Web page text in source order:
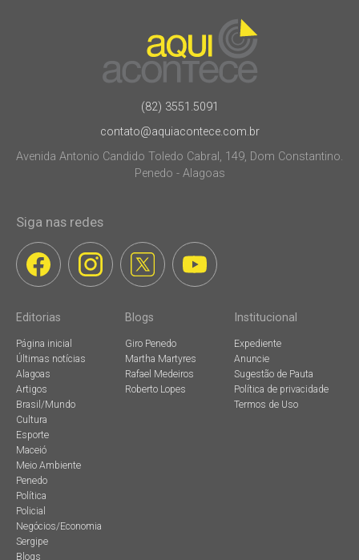
(82) 3551.5091
contato@aquiacontece.com.br
Avenida Antonio Candido Toledo Cabral, 149, Dom Constantino.
Penedo - Alagoas
Siga nas redes
Editorias
Página inicial
Últimas notícias
Alagoas
Artigos
Brasil/Mundo
Cultura
Esporte
Maceió
Meio Ambiente
Penedo
Política
Policial
Negócios/Economia
Sergipe
Blogs
Blogs
Giro Penedo
Martha Martyres
Rafael Medeiros
Roberto Lopes
Institucional
Expediente
Anuncie
Sugestão de Pauta
Política de privacidade
Termos de Uso